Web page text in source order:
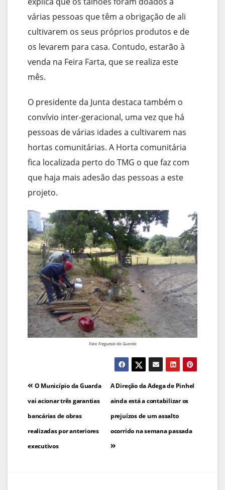
várias pessoas que têm a obrigação de ali
cultivarem os seus próprios produtos e de
os levarem para casa. Contudo, estarão à
venda na Feira Farta, que se realiza este
mês.
O presidente da Junta destaca também o
convívio inter-geracional, uma vez que há
pessoas de várias idades a cultivarem nas
hortas comunitárias. A Horta comunitária
fica localizada perto do TMG o que faz com
que haja mais adesão das pessoas a este
projeto.
Foto: Freguesia da Guarda
Navegação
de
artigos
A Direção da Adega de Pinhel
ainda está a contabilizar os
prejuízos de um assalto
ocorrido na semana passada
O Município da Guarda
vai acionar três garantias
bancárias de obras
realizadas por anteriores
executivos